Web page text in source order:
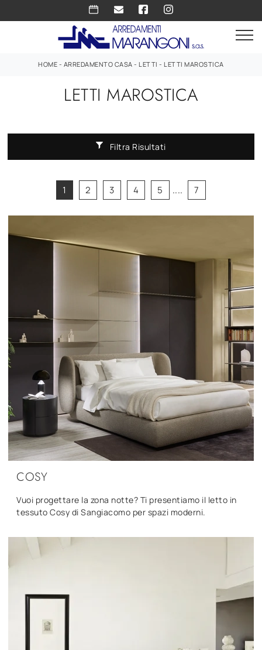
HOME - ARREDAMENTO CASA -LETTI -LETTI MAROSTICA
LETTI MAROSTICA
Filtra Risultati
1 2 3 4 5 .... 7
COSY
Vuoi progettare la zona notte? Ti presentiamo il letto in
tessuto Cosy di Sangiacomo per spazi moderni.